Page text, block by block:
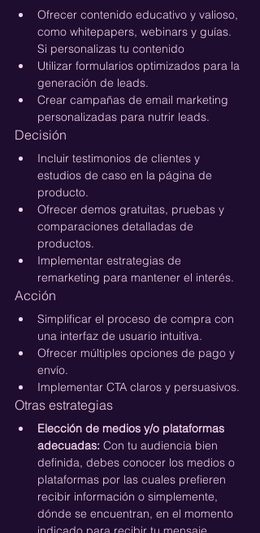
Ofrecer contenido educativo y valioso,
como whitepapers, webinars y guías.
Si personalizas tu contenido
Utilizar formularios optimizados para la
generación de leads.
Crear campañas de email marketing
personalizadas para nutrir leads.
Decisión
Incluir testimonios de clientes y
estudios de caso en la página de
producto.
Ofrecer demos gratuitas, pruebas y
comparaciones detalladas de
productos.
Implementar estrategias de
remarketing para mantener el interés.
Acción
Simplificar el proceso de compra con
una interfaz de usuario intuitiva.
Ofrecer múltiples opciones de pago y
envío.
Implementar CTA claros y persuasivos.
Otras estrategias
Elección de medios y/o plataformas
adecuadas: Con tu audiencia bien
definida, debes conocer los medios o
plataformas por las cuales prefieren
recibir información o simplemente,
dónde se encuentran, en el momento